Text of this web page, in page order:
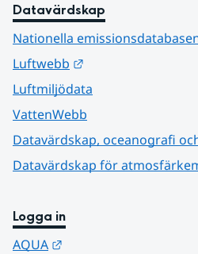
Datavärdskap
Nationella
Luftwebb
Luftmiljödata
VattenWebb
Datavärdskap, oceanografi
Datavärdskap för
Logga in
AQUA